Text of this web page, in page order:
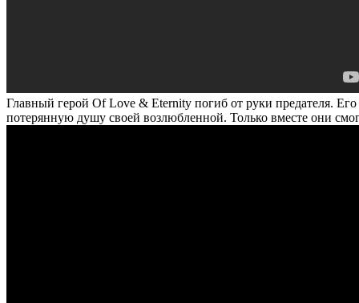
Главный герой Of Love & Eternity погиб от руки предателя.
потерянную душу своей возлюбленной. Только вместе они